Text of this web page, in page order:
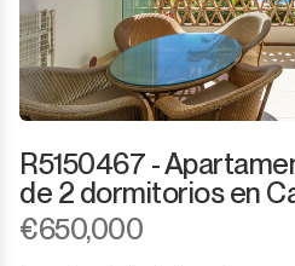
R5150467 -
de 2 dormitorios en
€650,000